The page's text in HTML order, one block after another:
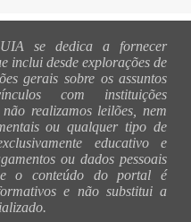
se dedica a fornecer
inclui desde explorações de
gerais sobre os assuntos
com instituições
realizamos leilões, nem
ou qualquer tipo de
educativo e
ou dados pessoais
o conteúdo do portal é
e não substitui a